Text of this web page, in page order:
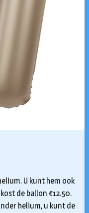
U kunt hem ook
de ballon €12.50.
helium, u kunt de